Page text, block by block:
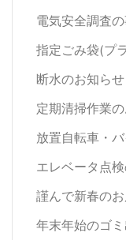
電気安全調査
指定ごみ袋(プ
断水のお知ら
定期清掃作業
放置自転車・
エレベータ点
謹んで新春の
年末年始のゴ